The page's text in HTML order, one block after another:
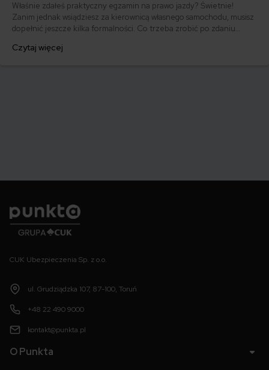
Właśnie zdałeś praktyczny egzamin na prawo jazdy? Świetnie!
Zanim jednak wsiądziesz za kierownicą własnego samochodu, musisz
dopełnić jeszcze kilka formalności. Co trzeba zrobić po zdaniu
którym szybko załatwisz sprawy urzędowe i będziesz mógł prowadzić
Czytaj więcej
CUK Ubezpieczenia Sp. z o.o.
ul. Grudziądzka 107, 87-100, Toruń
+48 22 490 9000
kontakt@punkta.pl
O Punkta